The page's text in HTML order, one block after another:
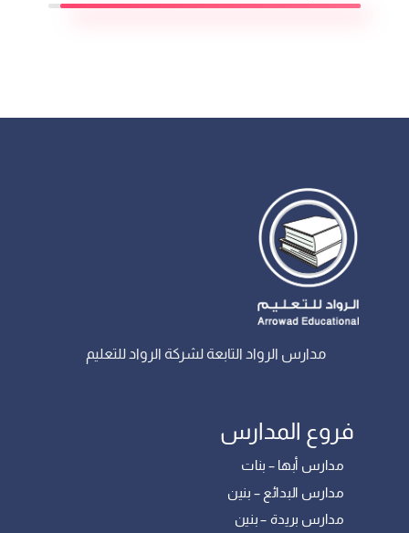
مدارس الرواد التابعة لشركة الرواد للتعليم
فروع المدارس
مدارس أبها – بنات
مدارس البدائع – بنين
مدارس بريدة – بنين